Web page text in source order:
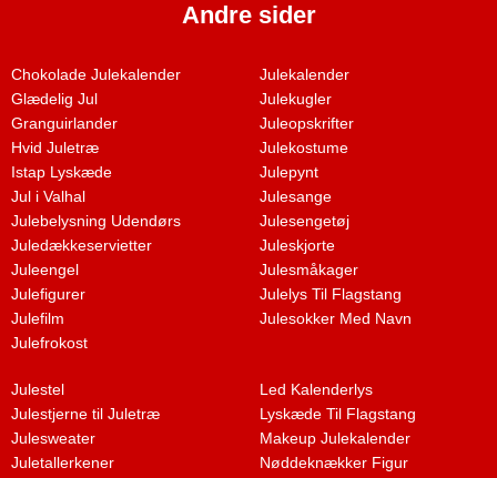
Andre sider
Chokolade Julekalender
Glædelig Jul
Granguirlander
Hvid Juletræ
Istap Lyskæde
Jul i Valhal
Julebelysning Udendørs
Juledækkeservietter
Juleengel
Julefigurer
Julefilm
Julefrokost
Julekalender
Julekugler
Juleopskrifter
Julekostume
Julepynt
Julesange
Julesengetøj
Juleskjorte
Julesmåkager
Julelys Til Flagstang
Julesokker Med Navn
Julestel
Julestjerne til Juletræ
Julesweater
Juletallerkener
Led Kalenderlys
Lyskæde Til Flagstang
Makeup Julekalender
Nøddeknækker Figur